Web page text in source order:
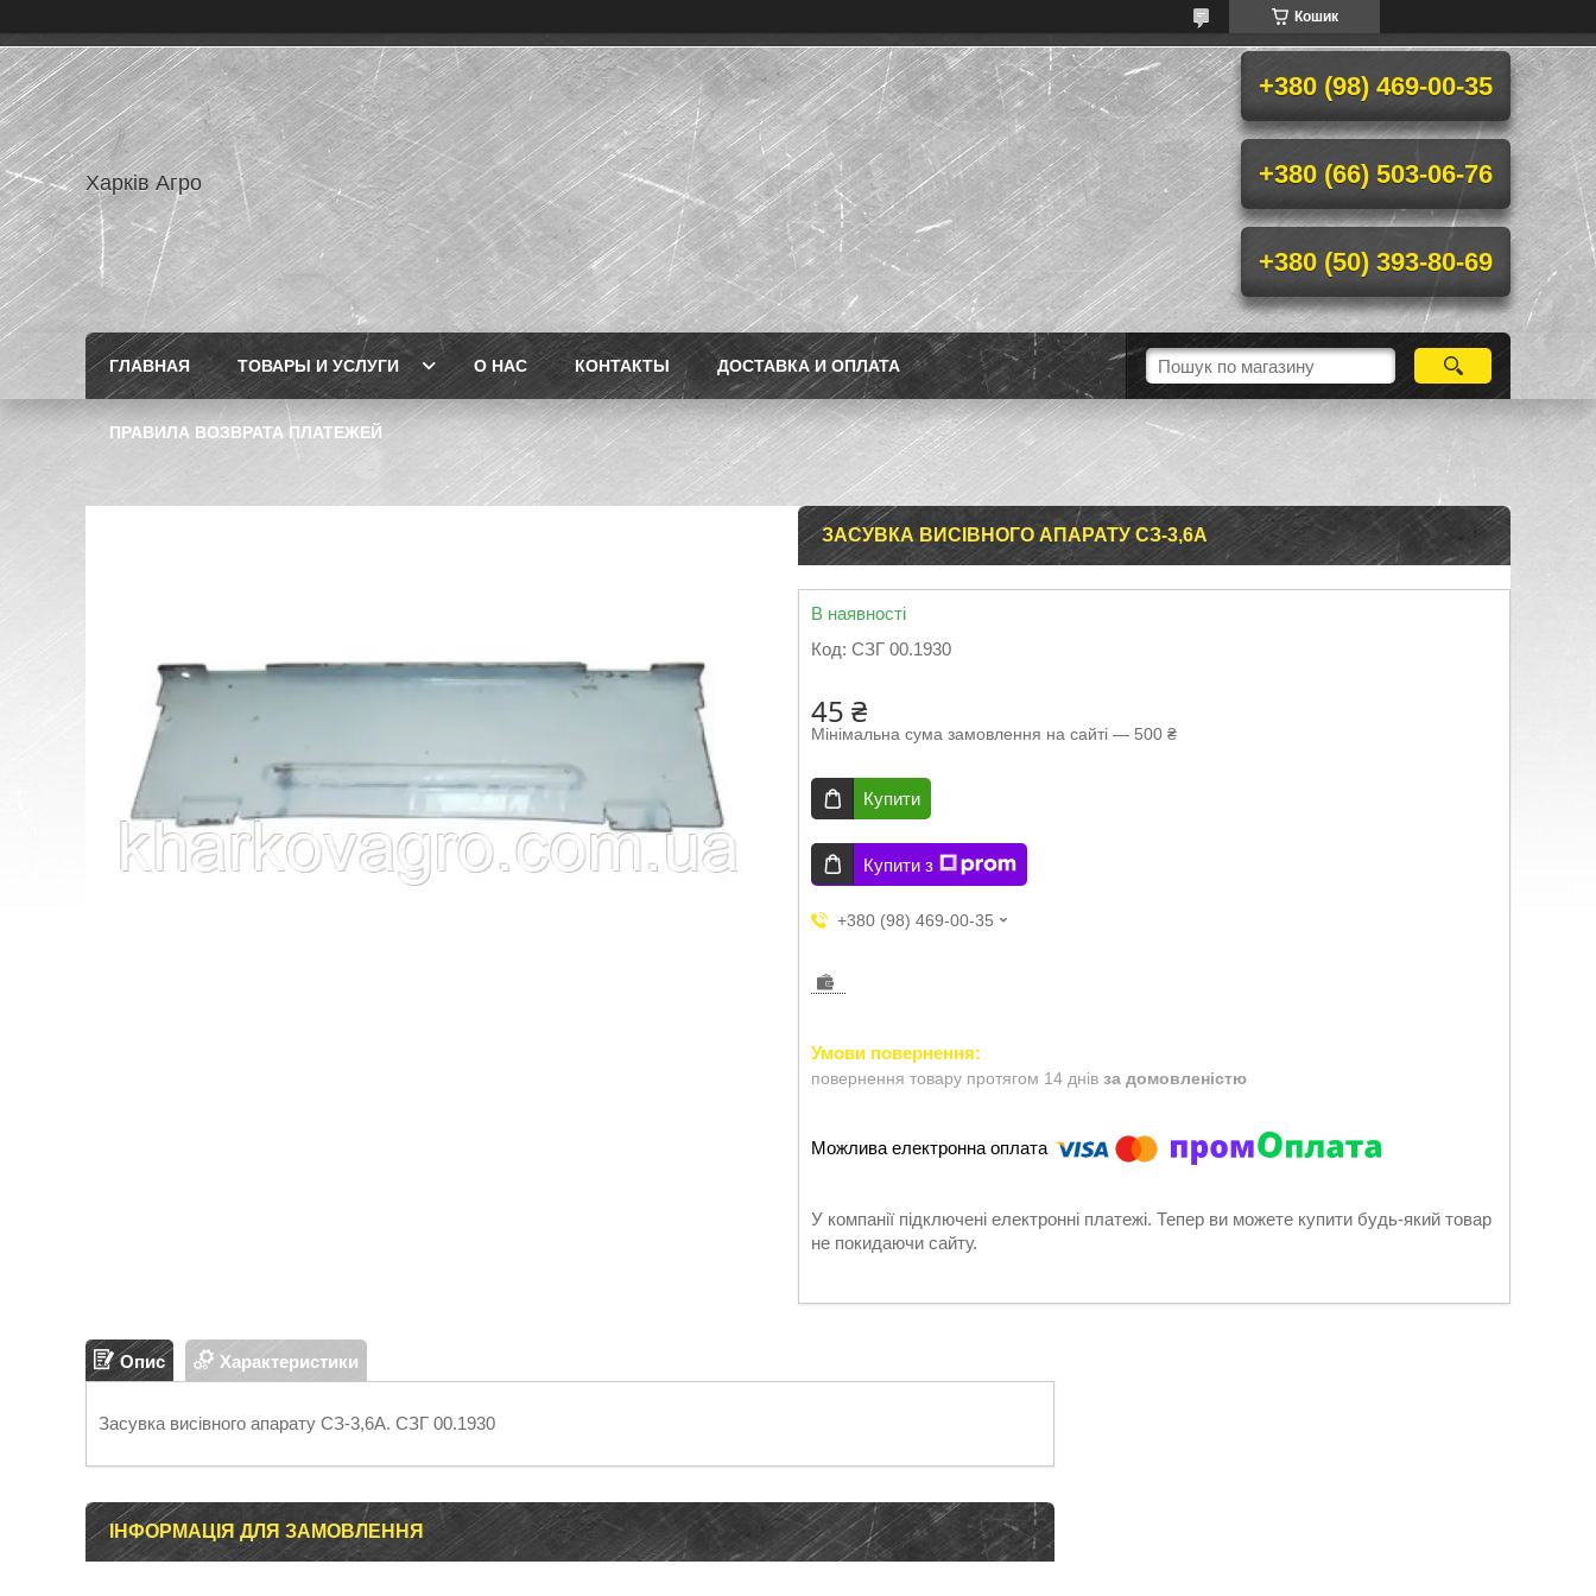
Кошик
Харків Агро
+380 (98) 469-00-35
+380 (66) 503-06-76
+380 (50) 393-80-69
ГЛАВНАЯ ТОВАРЫ И УСЛУГИ О НАС КОНТАКТЫ ДОСТАВКА И ОПЛАТА
ПРАВИЛА ВОЗВРАТА ПЛАТЕЖЕЙ
ЗАСУВКА ВИСІВНОГО АПАРАТУ СЗ-3,6А
В наявності
Код: СЗГ 00.1930
45 ₴
Мінімальна сума замовлення на сайті — 500 ₴
Купити
Купити з
+380 (98) 469-00-35
повернення товару протягом 14 днів за домовленістю
У компанії підключені електронні платежі. Тепер ви можете купити будь-який товар
не покидаючи сайту.
Опис Характеристики
Засувка висівного апарату СЗ-3,6А. СЗГ 00.1930
ІНФОРМАЦІЯ ДЛЯ ЗАМОВЛЕННЯ